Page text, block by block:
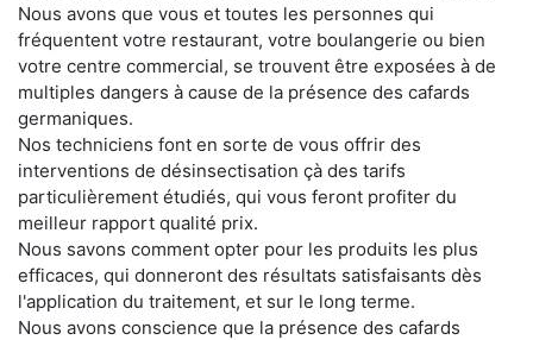
Nous avons que vous et toutes les personnes qui
fréquentent votre restaurant, votre boulangerie ou bien
votre centre commercial, se trouvent être exposées à de
multiples dangers à cause de la présence des cafards
germaniques.
Nos techniciens font en sorte de vous offrir des
interventions de désinsectisation çà des tarifs
particulièrement étudiés, qui vous feront profiter du
meilleur rapport qualité prix.
Nous savons comment opter pour les produits les plus
efficaces, qui donneront des résultats satisfaisants dès
l'application du traitement, et sur le long terme.
Nous avons conscience que la présence des cafards